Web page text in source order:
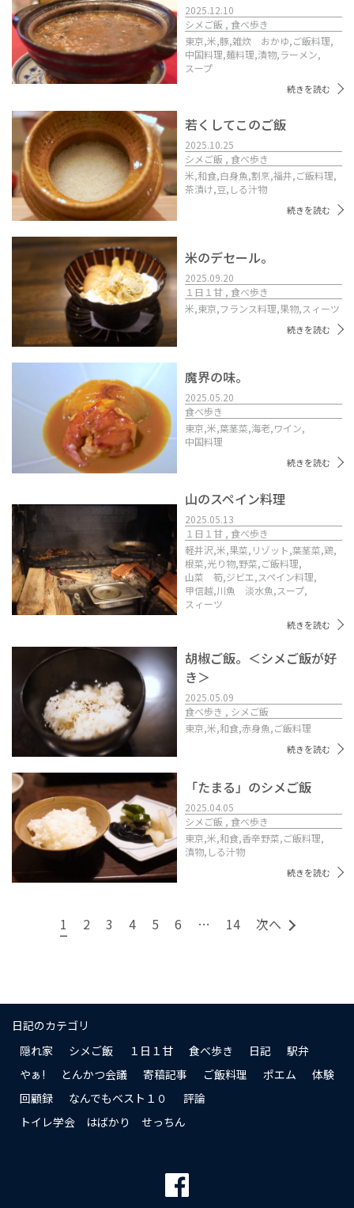
2025.12.10
シメご飯 , 食べ歩き
東京,米,豚,雑炊 おかゆ,ご飯料理,
中国料理,麺料理,漬物,ラーメン,
スープ
続きを読む
若くしてこのご飯
2025.10.25
シメご飯 , 食べ歩き
米,和食,白身魚,割烹,福井,ご飯料理,
茶漬け,豆, しる汁物
続きを読む
米のデセール。
2025.09.20
１日１甘 , 食べ歩き
米,東京,フランス料理,果物,スィーツ
続きを読む
魔界の味。
2025.05.20
食べ歩き
東京,米,葉茎菜,海老,ワイン,
中国料理
続きを読む
山のスペイン料理
2025.05.13
１日１甘 , 食べ歩き
軽井沢,米,果菜, リゾット,葉茎菜,鶏,
根菜,光り物,野菜,ご飯料理,
山菜 筍,ジビエ,スペイン料理,
甲信越,川魚 淡水魚,スープ,
スィーツ
続きを読む
胡椒ご飯。＜シメご飯が好
き＞
2025.05.09
食べ歩き , シメご飯
東京,米,和食,赤身魚,ご飯料理
続きを読む
「たまる」のシメご飯
2025.04.05
シメご飯 , 食べ歩き
東京,米,和食,香辛野菜,ご飯料理,
漬物, しる汁物
続きを読む
1 2 3 4 5 6 … 14 次へ
日記のカテゴリ
隠れ家
シメご飯 １日１甘 食べ歩き 日記
駅弁
やぁ!
とんかつ会議 寄稿記事 ご飯料理 ポエム
体験
回顧録
なんでもベスト１０
評論
トイレ学会 はばかり せっちん